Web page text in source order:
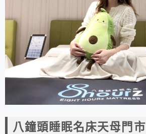
八鐘頭睡眠名床天母門市